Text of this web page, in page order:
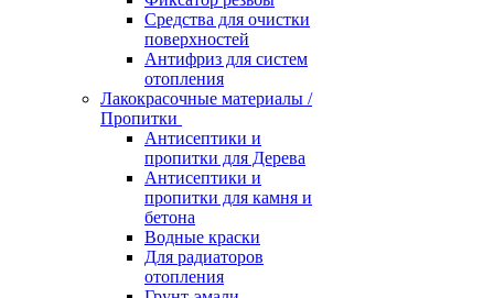
Средства для очистки
поверхностей
Антифриз для систем
отопления
Лакокрасочные материалы /
Пропитки
Антисептики и
пропитки для Дерева
Антисептики и
пропитки для камня и
бетона
Водные краски
Для радиаторов
отопления